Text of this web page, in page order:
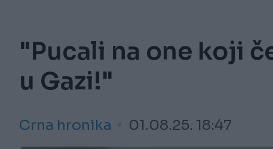
"Pucali na one koji
u Gazi!"
Crna hronika 01.08.25. 18:47